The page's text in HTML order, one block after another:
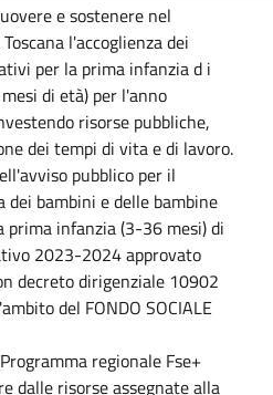
e sostenere nel
l'accoglienza dei
per la prima infanzia d i
di età) per l'anno
risorse pubbliche,
dei tempi di vita e di lavoro.
pubblico per il
dei bambini e delle bambine
infanzia (3-36 mesi) di
2023-2024 approvato
decreto dirigenziale 10902
del FONDO SOCIALE
regionale Fse+
dalle risorse assegnate alla